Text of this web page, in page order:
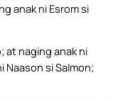
anak ni Esrom si
at naging anak ni
Naason si Salmon;